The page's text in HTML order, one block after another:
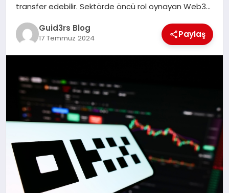
transfer edebilir. Sektörde öncü rol oynayan Web3…
Guid3rs Blog
17 Temmuz 2024 Paylaş